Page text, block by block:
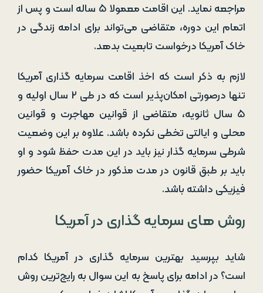
مراجعه نماید. این اقامت معمولا ۵ ساله است و پس از
اتمام این دوره، متقاضی می‌تواند برای ادامه زندگی در
خاک آمریکا درخواست تابعیت بدهد.
لازم به ذکر است که اخذ اقامت سرمایه گذاری آمریکا
تنها درصورتی امکان‌پذیر است که در طی ۲ سال اولیه و
۵ سال ثانویه، متقاضی از قوانین مهاجرت و قوانین
محلی و ایالتی تخطی نکرده باشد. علاوه بر این وضعیت
شرطی سرمایه‌ گذار نیز باید در این مدت حفظ شود و او
باید بر طبق قانون در مدت مذکور در خاک آمریکا حضور
فیزیکی داشته باشد.
روش ‌‌های سرمایه ‌گذاری در آمریکا
شاید بپرسید بهترین سرمایه‌ گذاری در آمریکا کدام
است؟ در ادامه برای پاسخ به این سوال به رایج‌ترین روش‌